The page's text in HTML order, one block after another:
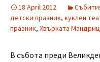
18 April 2012
детски празник, куклен
празник, Хвърката
В събота преди